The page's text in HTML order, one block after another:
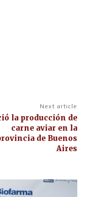
Next article
la producción de
carne aviar en la
de Buenos
Aires